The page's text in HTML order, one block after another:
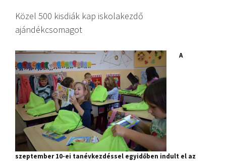
Közel 500 kisdiák kap iskolakezdő
ajándékcsomagot
A
szeptember 10-ei tanévkezdéssel egyidőben indult el az